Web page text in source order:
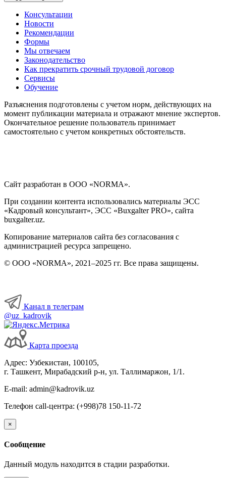
Консультации
Новости
Рекомендации
Формы
Мы отвечаем
Законодательство
Как прекратить срочный трудовой договор
Сервисы
Обучение
Разъяснения подготовлены с учетом норм, действующих на
момент публикации материала и отражают мнение экспертов.
Окончательное решение пользователь принимает
самостоятельно с учетом конкретных обстоятельств.
Сайт разработан в ООО «NORMA».
При создании контента использовались материалы ЭСС
«Кадровый консультант», ЭСС «Buxgalter PRO», сайта
buxgalter.uz.
Копирование материалов сайта без согласования с
администрацией ресурса запрещено.
© ООО «NORMA», 2021–2025 гг. Все права защищены.
Канал в телеграм
@uz_kadrovik
Карта проезда
Адрес: Узбекистан, 100105,
г. Ташкент, Мирабадский р-н, ул. Таллимаржон, 1/1.
E-mail: admin@kadrovik.uz
Телефон call-центра: (+998)78 150-11-72
×
Сообщение
Данный модуль находится в стадии разработки.